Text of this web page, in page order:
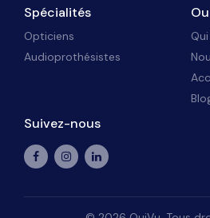
Spécialités
Opticiens
Audioprothésistes
Suivez-nous